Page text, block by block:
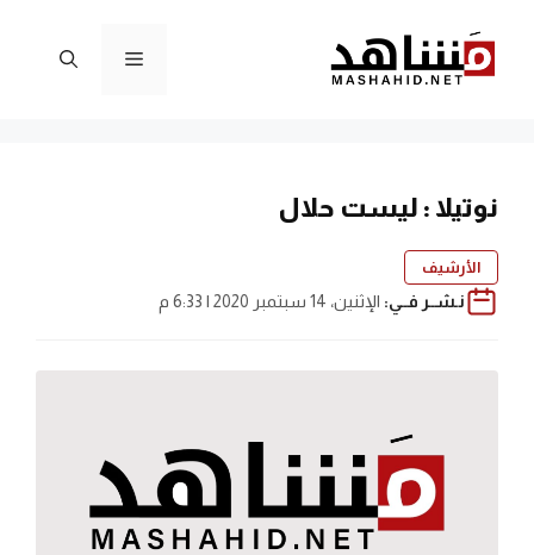
المحتوى
القائمة
نوتيلا : ليست حلال
الأرشيف
نـشــر فــي: الإثنين، 14 سبتمبر 2020 | 6:33 م